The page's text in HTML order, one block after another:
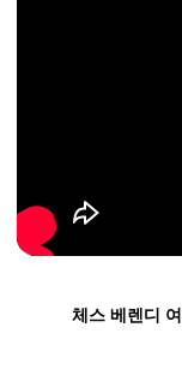
체스 베렌디